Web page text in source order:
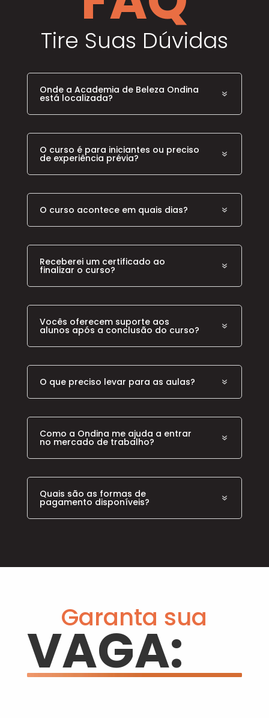
Tire Suas Dúvidas
Onde a Academia de Beleza Ondina
está localizada?
O curso é para iniciantes ou preciso
de experiência prévia?
O curso acontece em quais dias?
Receberei um certificado ao
finalizar o curso?
Vocês oferecem suporte aos
alunos após a conclusão do curso?
O que preciso levar para as aulas?
Como a Ondina me ajuda a entrar
no mercado de trabalho?
Quais são as formas de
pagamento disponíveis?
Garanta sua
VAGA: